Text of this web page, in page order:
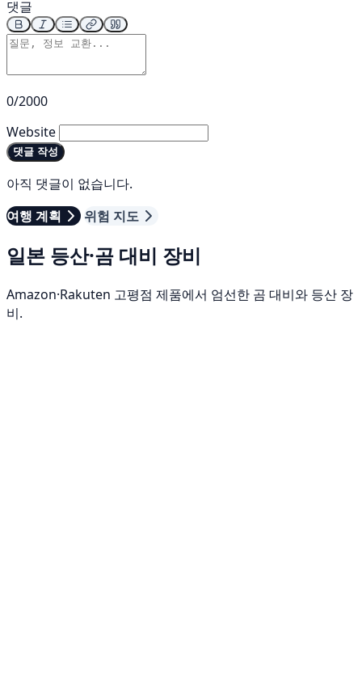
댓글
0/2000
Website
댓글 작성
아직 댓글이 없습니다.
여행 계획
위험 지도
일본 등산·곰 대비 장비
Amazon·Rakuten 고평점 제품에서 엄선한 곰 대비와 등산 장
비.